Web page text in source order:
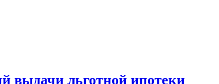
выдачи льготной ипотеки